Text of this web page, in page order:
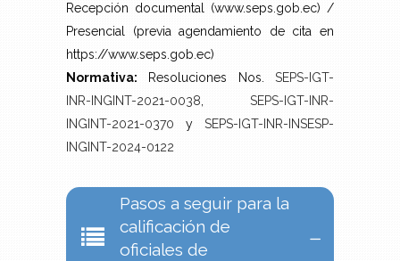
Recepción documental (www.seps.gob.ec) /
Presencial (previa agendamiento de cita en
https://www.seps.gob.ec)
Normativa: Resoluciones Nos. SEPS-IGT-
INR-INGINT-2021-0038, SEPS-IGT-INR-
INGINT-2021-0370 y SEPS-IGT-INR-INSESP-
INGINT-2024-0122
Pasos a seguir para la
calificación de
oficiales de